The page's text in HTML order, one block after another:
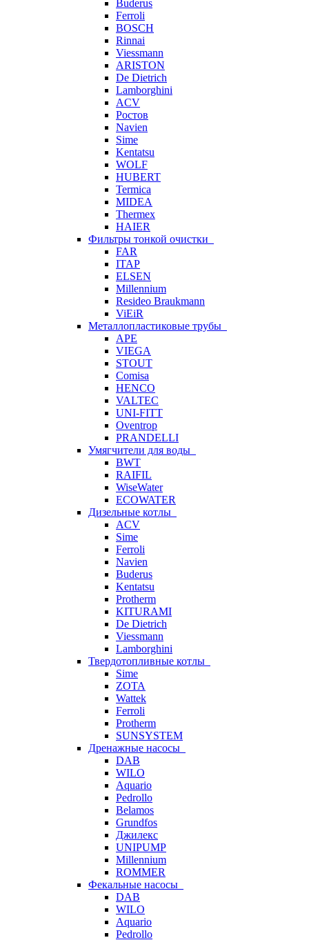
Buderus
Ferroli
BOSCH
Rinnai
Viessmann
ARISTON
De Dietrich
Lamborghini
ACV
Ростов
Navien
Sime
Kentatsu
WOLF
HUBERT
Termica
MIDEA
Thermex
HAIER
Фильтры тонкой очистки
FAR
ITAP
ELSEN
Millennium
Resideo Braukmann
ViEiR
Металлопластиковые трубы
APE
VIEGA
STOUT
Comisa
HENCO
VALTEC
UNI-FITT
Oventrop
PRANDELLI
Умягчители для воды
BWT
RAIFIL
WiseWater
ECOWATER
Дизельные котлы
ACV
Sime
Ferroli
Navien
Buderus
Kentatsu
Protherm
KITURAMI
De Dietrich
Viessmann
Lamborghini
Твердотопливные котлы
Sime
ZOTA
Wattek
Ferroli
Protherm
SUNSYSTEM
Дренажные насосы
DAB
WILO
Aquario
Pedrollo
Belamos
Grundfos
Джилекс
UNIPUMP
Millennium
ROMMER
Фекальные насосы
DAB
WILO
Aquario
Pedrollo